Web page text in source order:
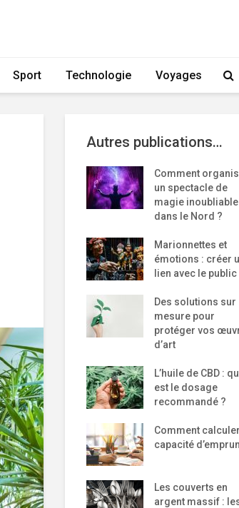
Sport Technologie Voyages
Autres publications…
Comment
un spectacle de
magie inoubliable
dans le Nord ?
Marionnettes et
émotions : créer
lien avec le public
Des solutions sur
mesure pour
protéger vos
d’art
L’huile de CBD :
est le dosage
recommandé ?
Comment
capacité
Les couverts en
argent massif :